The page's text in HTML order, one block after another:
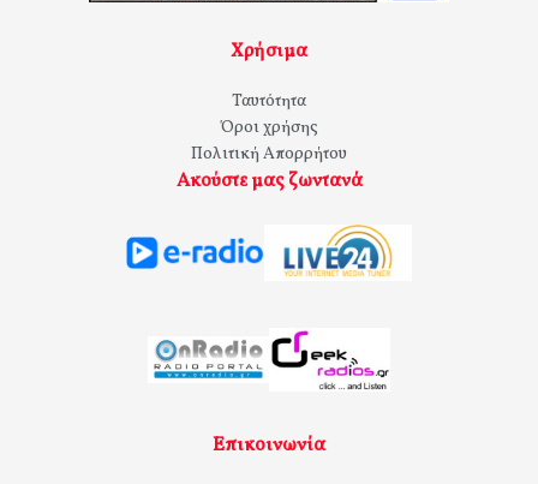
Χρήσιμα
Ταυτότητα
Όροι χρήσης
Πολιτική Απορρήτου
Ακούστε μας ζωντανά
Επικοινωνία